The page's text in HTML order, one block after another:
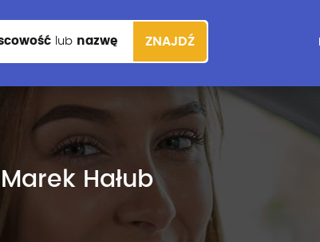
lub nazwę ZNAJDŹ
Hałub